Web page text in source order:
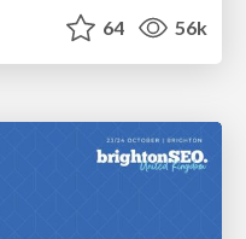
64 56k